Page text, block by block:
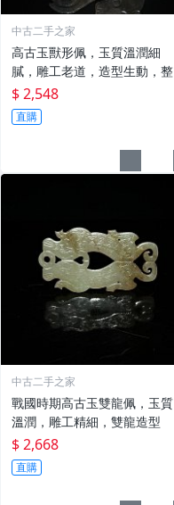
中古二手之家
高古玉獸形佩，玉質溫潤細
膩，雕工老道，造型生動，整
$ 2,548
直購
中古二手之家
戰國時期高古玉雙龍佩，玉質
溫潤，雕工精細，雙龍造型
$ 2,668
直購